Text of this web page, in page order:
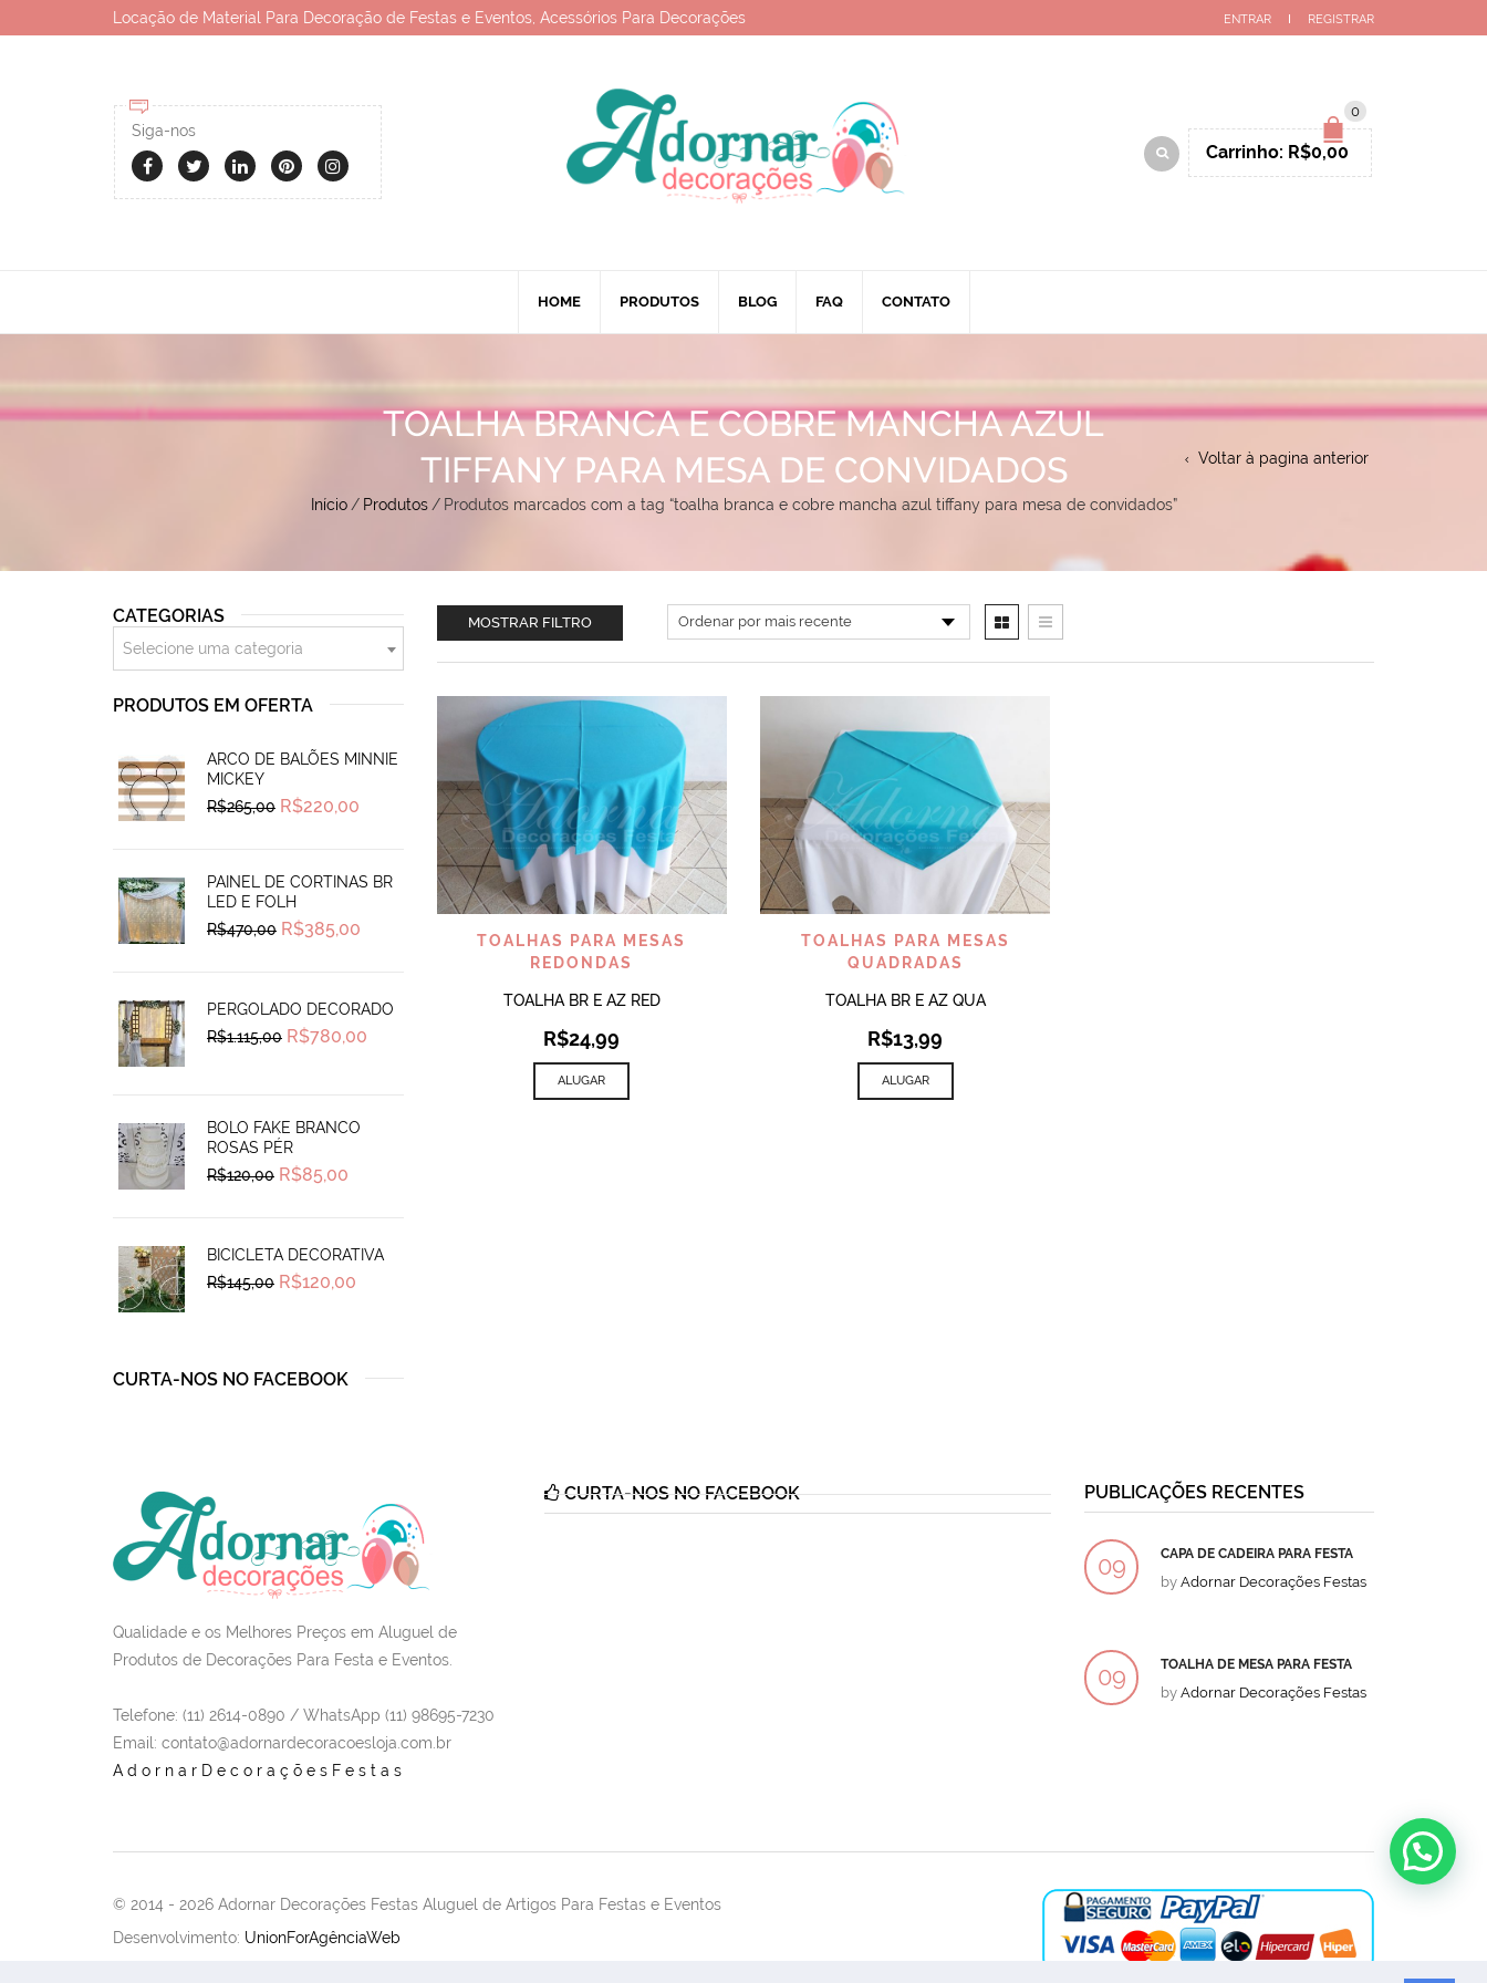
Locação de Material Para Decoração de Festas e Eventos, Acessórios Para Decorações ENTRAR REGISTRAR
Siga-nos
0
Carrinho: R$0,00
HOME PRODUTOS BLOG FAQ CONTATO
TOALHA BRANCA E COBRE MANCHA AZUL
TIFFANY PARA MESA DE CONVIDADOS
Início / Produtos / Produtos marcados com a tag “toalha branca e cobre mancha azul tiffany para mesa de convidados”
Voltar à pagina anterior
MOSTRAR FILTRO
VISUALIZAR
TOALHAS PARA MESAS
REDONDAS
TOALHA BR E AZ RED
R$24,99
ALUGAR
VISUALIZAR
TOALHAS PARA MESAS
QUADRADAS
TOALHA BR E AZ QUA
R$13,99
ALUGAR
CATEGORIAS
Selecione uma categoria
PRODUTOS EM OFERTA
ARCO DE BALÕES MINNIE
MICKEY
R$265,00 Original
price
R$220,00
PAINEL DE CORTINAS BR
LED E FOLH
R$470,00 Original
price
R$385,00
PERGOLADO DECORADO
R$1.115,00 Original
price
R$780,00
BOLO FAKE BRANCO
ROSAS PÉR
R$120,00 Original
price
R$85,00
BICICLETA DECORATIVA
R$145,00 Original
price
R$120,00
CURTA-NOS NO FACEBOOK
Qualidade e os Melhores Preços em Aluguel de
Produtos de Decorações Para Festa e Eventos.
Telefone: (11) 2614-0890 / WhatsApp (11) 98695-7230
Email : contato@adornardecoracoesloja.com.br
AdornarDecoraçõesFestas
CURTA-NOS NO FACEBOOK PUBLICAÇÕES RECENTES
09 CAPA DE CADEIRA PARA FESTA
byAdornar Decorações Festas
09 TOALHA DE MESA PARA FESTA
byAdornar Decorações Festas
© 2014 - 2026 Adornar Decorações Festas Aluguel de Artigos Para Festas e Eventos
Desenvolvimento: UnionForAgênciaWeb